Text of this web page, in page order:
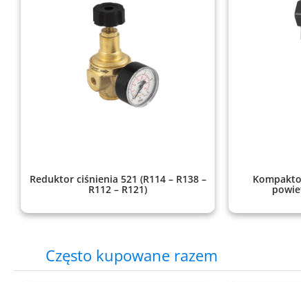
Reduktor ciśnienia 521 (R114 – R138 –
R112 – R121)
Często kupowane razem